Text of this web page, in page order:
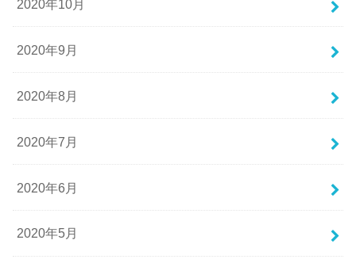
2020年10月
2020年9月
2020年8月
2020年7月
2020年6月
2020年5月